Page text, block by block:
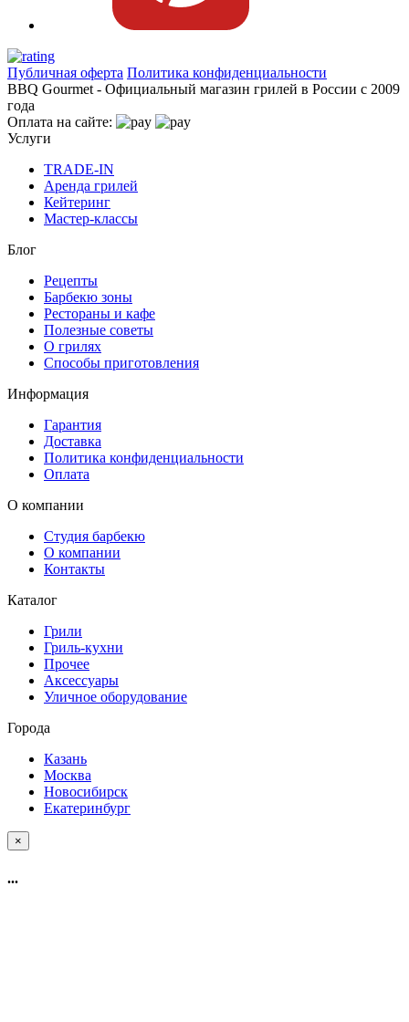
Публичная оферта Политика конфиденциальности
BBQ Gourmet - Официальный магазин грилей в России с 2009
года
Оплата на сайте:
Услуги
TRADE-IN
Аренда грилей
Кейтеринг
Мастер-классы
Блог
Рецепты
Барбекю зоны
Рестораны и кафе
Полезные советы
О грилях
Способы приготовления
Информация
Гарантия
Доставка
Политика конфиденциальности
Оплата
О компании
Студия барбекю
О компании
Контакты
Каталог
Грили
Гриль-кухни
Прочее
Аксессуары
Уличное оборудование
Города
Казань
Москва
Новосибирск
Екатеринбург
×
...